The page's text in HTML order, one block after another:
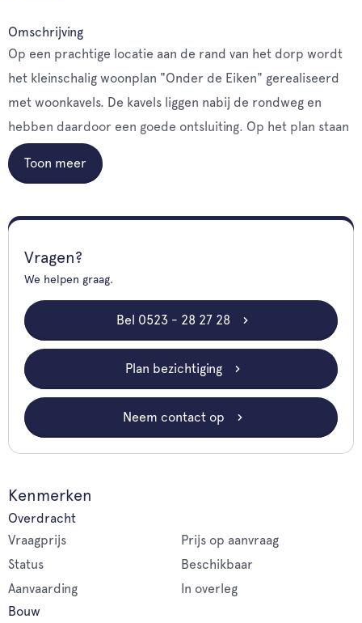
Omschrijving
Op een prachtige locatie aan de rand van het dorp wordt
het kleinschalig woonplan "Onder de Eiken" gerealiseerd
met woonkavels. De kavels liggen nabij de rondweg en
hebben daardoor een goede ontsluiting. Op het plan staan
een aantal prachtige oude eiken, die de naamgever zijn van
het plan. Op dit moment wordt de kavelindeling aangepast.
Toon meer
Vragen?
We helpen graag.
Bel 0523 - 28 27 28
Plan bezichtiging
Neem contact op
Kenmerken
Overdracht
Vraagprijs
Prijs op aanvraag
Status
Beschikbaar
Aanvaarding
In overleg
Bouw